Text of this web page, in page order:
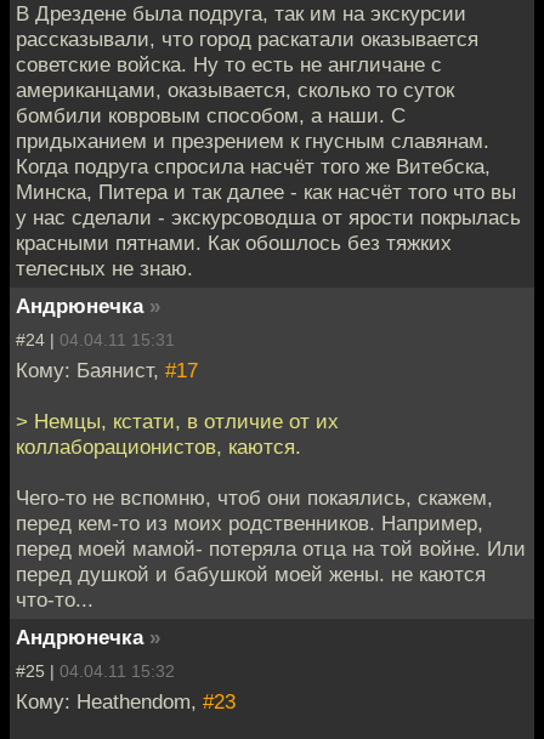
В Дрездене была подруга, так им на экскурсии
рассказывали, что город раскатали оказывается
советские войска. Ну то есть не англичане с
американцами, оказывается, сколько то суток
бомбили ковровым способом, а наши. С
придыханием и презрением к гнусным славянам.
Когда подруга спросила насчёт того же Витебска,
Минска, Питера и так далее - как насчёт того что вы
у нас сделали - экскурсоводша от ярости покрылась
красными пятнами. Как обошлось без тяжких
телесных не знаю.
Андрюнечка »
#24 | 04.04.11 15:31
Кому: Баянист, #17
> Немцы, кстати, в отличие от их
коллаборационистов, каются.
Чего-то не вспомню, чтоб они покаялись, скажем,
перед кем-то из моих родственников. Например,
перед моей мамой- потеряла отца на той войне. Или
перед душкой и бабушкой моей жены. не каются
что-то...
Андрюнечка »
#25 | 04.04.11 15:32
Кому: Heathendom, #23